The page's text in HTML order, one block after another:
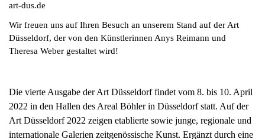
art-dus.de
Wir freuen uns auf Ihren Besuch an unserem Stand auf der Art
Düsseldorf, der von den Künstlerinnen Anys Reimann und
Theresa Weber gestaltet wird!
Die vierte Ausgabe der Art Düsseldorf findet vom 8. bis 10. April
2022 in den Hallen des Areal Böhler in Düsseldorf statt. Auf der
Art Düsseldorf 2022 zeigen etablierte sowie junge, regionale und
internationale Galerien zeitgenössische Kunst. Ergänzt durch eine